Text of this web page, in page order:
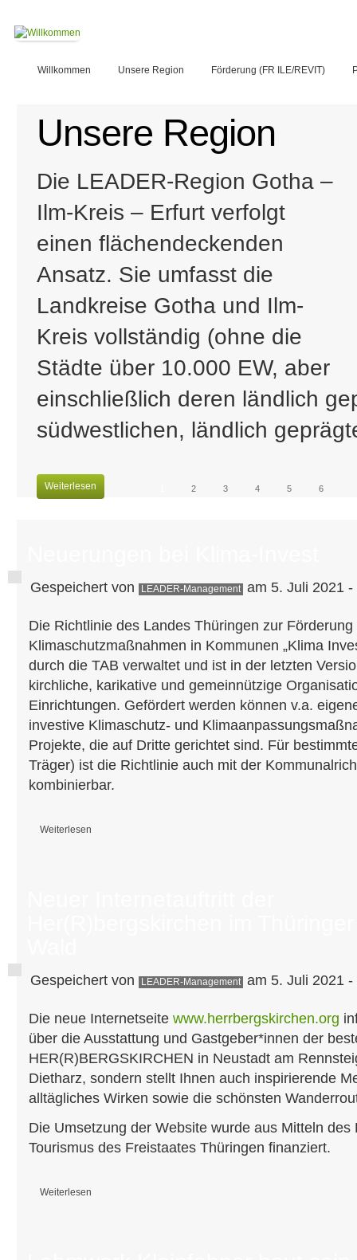
Willkommen Unsere Region Förderung (FR ILE/REVIT)
Unsere Region
Die LEADER-Region Gotha –
Ilm-Kreis – Erfurt verfolgt
einen flächendeckenden
Ansatz. Sie umfasst die
Landkreise Gotha und Ilm-
Kreis vollständig (ohne die
Städte über 10.000 EW, aber
einschließlich deren ländlich
südwestlichen, ländlich
Weiterlesen 2 3 4 5 6
Gespeichert von LEADER-Management am 5. Juli 2021 -
Die Richtlinie des Landes Thüringen zur Förderung
Klimaschutzmaßnahmen in Kommunen „Klima
durch die TAB verwaltet und ist in der letzten
kirchliche, karikative und gemeinnützige
Einrichtungen. Gefördert werden können v.a.
investive Klimaschutz- und
Projekte, die auf Dritte gerichtet sind. Für
Träger) ist die Richtlinie auch mit der
kombinierbar.
Weiterlesen
Gespeichert von LEADER-Management am 5. Juli 2021 -
Die neue Internetseite www.herrbergskirchen.org
über die Ausstattung und Gastgeber*innen der
HER(R)BERGSKIRCHEN in Neustadt am
Dietharz, sondern stellt Ihnen auch inspirierende
alltägliches Wirken sowie die schönsten
Die Umsetzung der Website wurde aus Mitteln des
Tourismus des Freistaates Thüringen finanziert.
Weiterlesen